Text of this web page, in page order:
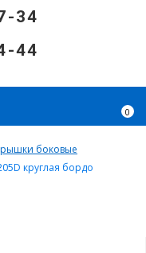
34
44
0
боковые
круглая бордо